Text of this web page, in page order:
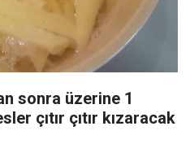
sonra üzerine 1
çıtır çıtır kızaracak